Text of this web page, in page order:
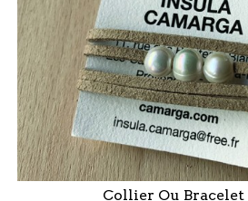
Collier Ou Bracelet